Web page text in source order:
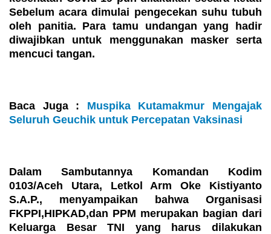
Sebelum acara dimulai pengecekan suhu tubuh
oleh panitia. Para tamu undangan yang hadir
diwajibkan untuk menggunakan masker serta
mencuci tangan.
Baca Juga :
Muspika Kutamakmur Mengajak
Seluruh Geuchik untuk Percepatan Vaksinasi
Dalam Sambutannya Komandan Kodim
0103/Aceh Utara, Letkol Arm Oke Kistiyanto
S.A.P., menyampaikan bahwa Organisasi
FKPPI,HIPKAD,dan PPM merupakan bagian dari
Keluarga Besar TNI yang harus dilakukan